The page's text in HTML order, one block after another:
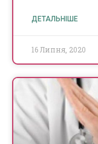
ДЕТАЛЬНІШЕ
16 Липня, 2020